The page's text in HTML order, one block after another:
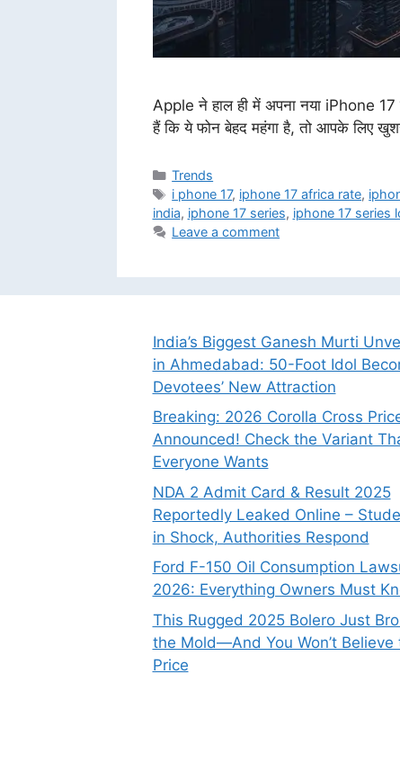
Apple ने हाल ही में अपना नया iPhone 17
हैं कि ये फोन बेहद महंगा है, तो आपके लिए
Categories
Trends
Tags
i phone 17, iphone 17 africa rate,
india, iphone 17 series, iphone 17 series
Leave a comment
India’s Biggest Ganesh Murti
in Ahmedabad: 50-Foot Idol
Devotees’ New Attraction
Breaking: 2026 Corolla Cross
Announced! Check the Variant
Everyone Wants
NDA 2 Admit Card & Result 2025
Reportedly Leaked Online –
in Shock, Authorities Respond
Ford F-150 Oil Consumption
2026: Everything Owners Must
This Rugged 2025 Bolero Just
the Mold—And You Won’t Believe
Price